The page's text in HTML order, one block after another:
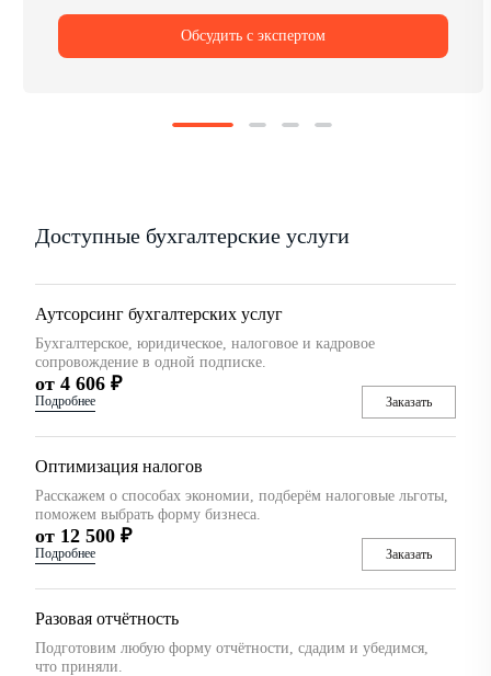
Обсудить с экспертом
Доступные бухгалтерские услуги
Аутсорсинг бухгалтерских услуг
Бухгалтерское, юридическое, налоговое и кадровое
сопровождение в одной подписке.
от 4 606 ₽
Подробнее Заказать
Оптимизация налогов
Расскажем о способах экономии, подберём налоговые льготы,
поможем выбрать форму бизнеса.
от 12 500 ₽
Подробнее Заказать
Разовая отчётность
Подготовим любую форму отчётности, сдадим и убедимся,
что приняли.